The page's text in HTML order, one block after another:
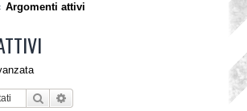
Argomenti attivi
Cerca